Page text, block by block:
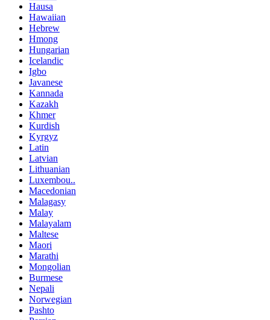
Hausa
Hawaiian
Hebrew
Hmong
Hungarian
Icelandic
Igbo
Javanese
Kannada
Kazakh
Khmer
Kurdish
Kyrgyz
Latin
Latvian
Lithuanian
Luxembou..
Macedonian
Malagasy
Malay
Malayalam
Maltese
Maori
Marathi
Mongolian
Burmese
Nepali
Norwegian
Pashto